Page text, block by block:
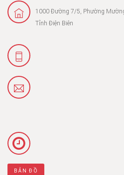
1000 Đường 7/5, Phường
Tỉnh Điện Biên
BẢN ĐỒ